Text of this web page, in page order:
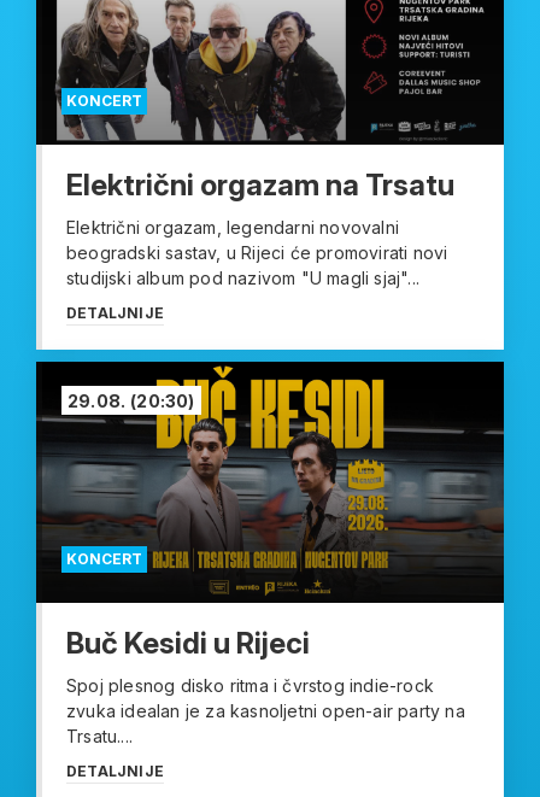
KONCERT
Električni orgazam na Trsatu
Električni orgazam, legendarni novovalni
beogradski sastav, u Rijeci će promovirati novi
studijski album pod nazivom "U magli sjaj"...
DETALJNIJE
KONCERT
29.08. (20:30)
Buč Kesidi u Rijeci
Spoj plesnog disko ritma i čvrstog indie-rock
zvuka idealan je za kasnoljetni open-air party na
Trsatu....
DETALJNIJE